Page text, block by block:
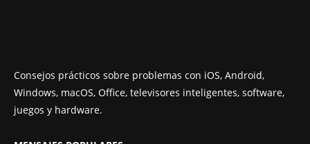
Consejos prácticos sobre problemas con iOS, Android,
Windows, macOS, Office, televisores inteligentes, software,
juegos y hardware.